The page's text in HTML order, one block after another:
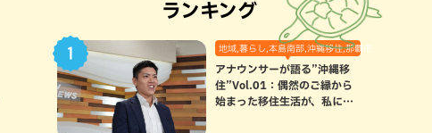
ランキング
地域,暮らし,本島南部,沖縄移住,那覇市
アナウンサーが語る”沖縄移
住”Vol.01：偶然のご縁から
始まった移住生活が、私にと